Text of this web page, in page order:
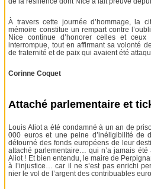
À travers cette journée d’hommage, la
mémoire constitue un rempart contre
Nice continue d’honorer celles et
interrompue, tout en affirmant sa volonté
de fraternité et de paix qui avaient été
Corinne Coquet
Attaché parlementaire et
Louis Aliot a été condamné à un an de
000 euros et une peine d’inéligibilité de
détourné des fonds européens de leur
attaché parlementaire… qui n’a jamais été
Aliot ! Et bien entendu, le maire de
à l’injustice… car il ne s’est pas enrichi
nier le vol de l’argent des contribuables